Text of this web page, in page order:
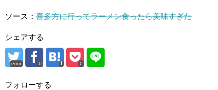
ソース： 喜多方に行ってラーメン食ったら美味すぎた
シェアする
error 0 0
フォローする